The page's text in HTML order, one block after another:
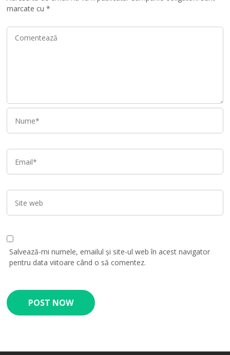
marcate cu*
Salvează-mi numele, emailul și site-ul web în acest navigator
pentru data viitoare când o să comentez.